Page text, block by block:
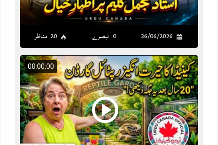
26/06/2026 0 تبصرے 20 مناظر
00:00:00